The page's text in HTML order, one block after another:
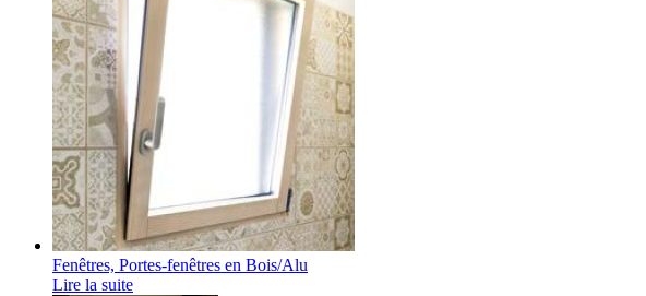
Fenêtres, Portes-fenêtres en Bois/Alu
Lire la suite